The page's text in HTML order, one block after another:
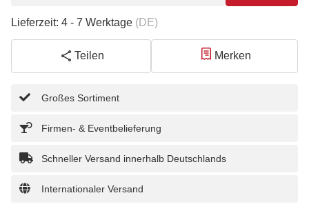
Lieferzeit: 4 - 7 Werktage (DE)
Teilen Merken
Großes Sortiment
Firmen- & Eventbelieferung
Schneller Versand innerhalb Deutschlands
Internationaler Versand